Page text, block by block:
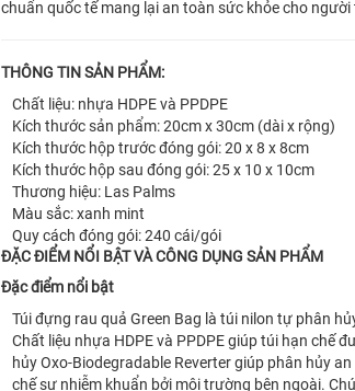
chuẩn quốc tế mang lại an toàn sức khỏe cho
THÔNG TIN SẢN PHẨM:
Chất liệu: nhựa HDPE và PPDPE
Kích thước sản phẩm: 20cm x 30cm (dài x rộng)
Kích thước hộp trước đóng gói: 20 x 8 x 8cm
Kích thước hộp sau đóng gói: 25 x 10 x 10cm
Thương hiệu: Las Palms
Màu sắc: xanh mint
Quy cách đóng gói: 240 cái/gói
ĐẶC ĐIỂM NỔI BẬT VÀ CÔNG DỤNG SẢN PHẨM
Đặc điểm nổi bật
Túi đựng rau quả Green Bag là túi nilon tự phân
Chất liệu nhựa HDPE và PPDPE giúp túi hạn chế
hủy Oxo-Biodegradable Reverter giúp phân hủy
chế sự nhiễm khuẩn bởi môi trường bên ngoài.